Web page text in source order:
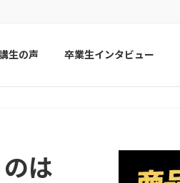
生の声 卒業生インタビュー
は